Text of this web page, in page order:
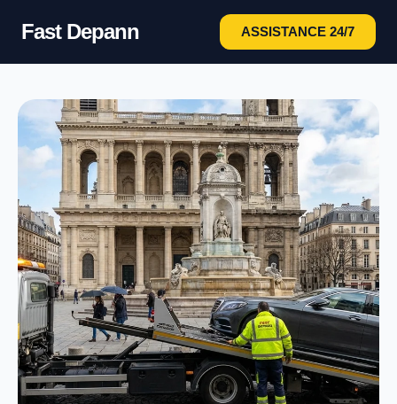
Fast Depann ASSISTANCE 24/7